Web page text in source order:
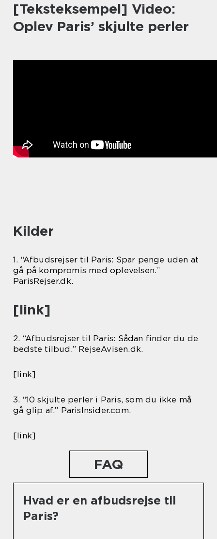
[Teksteksempel] Video:
Oplev Paris’ skjulte perler
Kilder
1. “Afbudsrejser til Paris: Spar penge uden at
gå på kompromis med oplevelsen.”
ParisRejser.dk.
[link]
2. “Afbudsrejser til Paris: Sådan finder du de
bedste tilbud.” RejseAvisen.dk.
[link]
3. “10 skjulte perler i Paris, som du ikke må
gå glip af.” ParisInsider.com.
[link]
FAQ
Hvad er en afbudsrejse til
Paris?